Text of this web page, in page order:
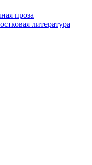
проза
литература